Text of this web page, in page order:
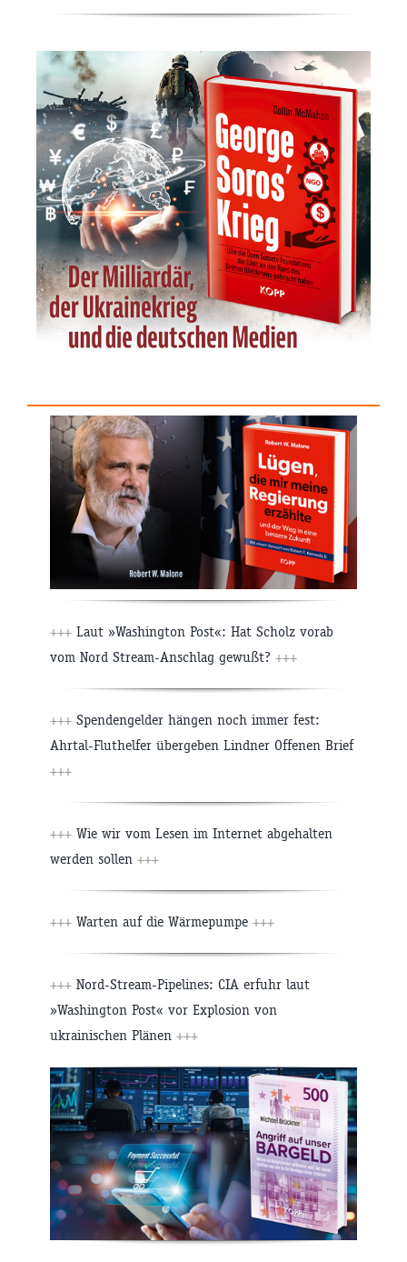
+++ Laut »Washington Post«: Hat Scholz vorab
vom Nord Stream-Anschlag gewußt? +++
+++ Spendengelder hängen noch immer fest:
Ahrtal-Fluthelfer übergeben Lindner Offenen Brief
+++
+++ Wie wir vom Lesen im Internet abgehalten
werden sollen +++
+++ Warten auf die Wärmepumpe +++
+++ Nord-Stream-Pipelines: CIA erfuhr laut
»Washington Post« vor Explosion von
ukrainischen Plänen +++